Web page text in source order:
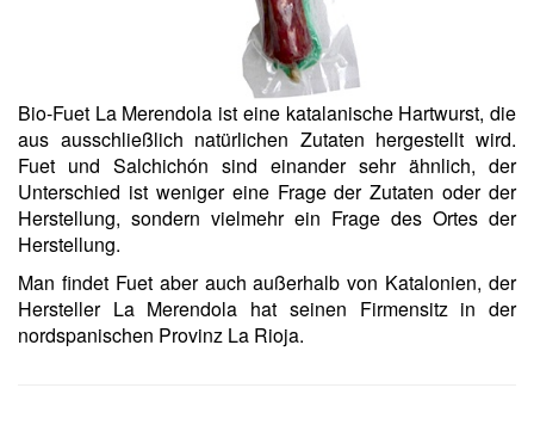
Bio-Fuet La Merendola ist eine katalanische Hartwurst, die
aus ausschließlich natürlichen Zutaten hergestellt wird.
Fuet und Salchichón sind einander sehr ähnlich, der
Unterschied ist weniger eine Frage der Zutaten oder der
Herstellung, sondern vielmehr ein Frage des Ortes der
Herstellung.
Man findet Fuet aber auch außerhalb von Katalonien, der
Hersteller La Merendola hat seinen Firmensitz in der
nordspanischen Provinz La Rioja.